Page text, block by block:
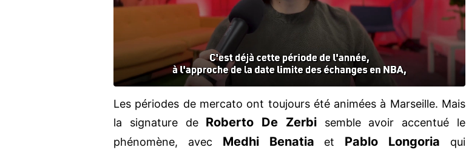
Les périodes de mercato ont toujours été animées à Marseille. Mais
la signature de Roberto De Zerbisemble avoir accentué le
phénomène, avec Medhi Benatia et Pablo Longoria qui